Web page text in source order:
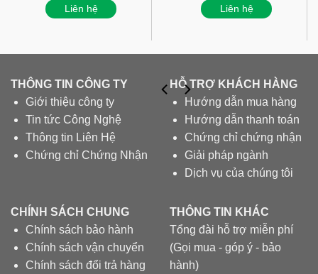
Liên hệ Liên hệ
THÔNG TIN CÔNG TY
Giới thiệu công ty
Tin tức Công Nghệ
Thông tin Liên Hệ
Chứng chỉ Chứng Nhận
HỖ TRỢ KHÁCH HÀNG
Hướng dẫn mua hàng
Hướng dẫn thanh toán
Chứng chỉ chứng nhận
Giải pháp ngành
Dịch vụ của chúng tôi
CHÍNH SÁCH CHUNG
Chính sách bảo hành
Chính sách vận chuyển
Chính sách đổi trả hàng
THÔNG TIN KHÁC
Tổng đài hỗ trợ miễn phí
(Gọi mua - góp ý - bảo
hành)